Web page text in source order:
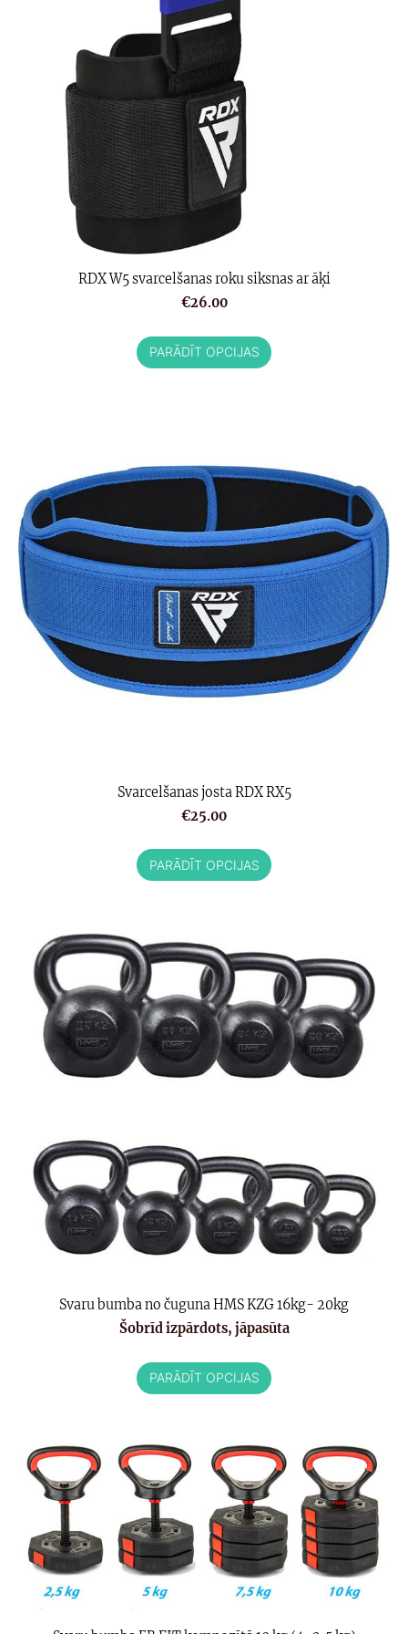
RDX W5 svarcelšanas roku siksnas ar āķi
€26.00
PARĀDĪT OPCIJAS
Svarcelšanas josta RDX RX5
€25.00
PARĀDĪT OPCIJAS
Svaru bumba no čuguna HMS KZG 16kg- 20kg
Šobrīd izpārdots, jāpasūta
PARĀDĪT OPCIJAS